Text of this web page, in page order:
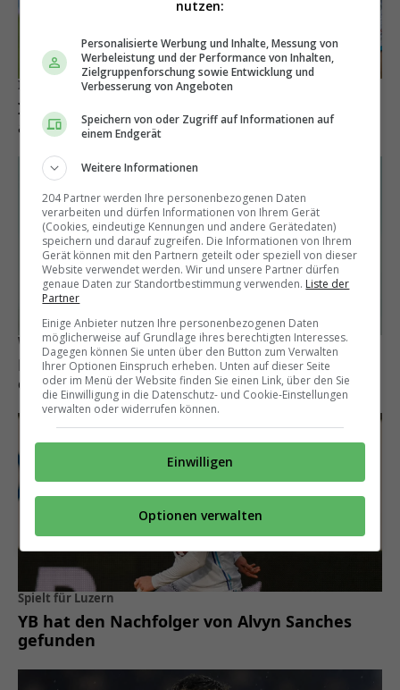
Irre Statistik
In der Super League wird mehr gesprintet
als in der Premier League
Wechsel perfekt
Luzern-Verteidiger Ismajl Beka wagt bei GC
einen Neuanfang
Spielt für Luzern
YB hat den Nachfolger von Alvyn Sanches
gefunden
nutzen:
Personalisierte Werbung und Inhalte, Messung von
Werbeleistung und der Performance von Inhalten,
Zielgruppenforschung sowie Entwicklung und
Verbesserung von Angeboten
Speichern von oder Zugriff auf Informationen auf
einem Endgerät
Weitere Informationen
204 Partner werden Ihre personenbezogenen Daten
verarbeiten und dürfen Informationen von Ihrem Gerät
(Cookies, eindeutige Kennungen und andere Gerätedaten)
speichern und darauf zugreifen. Die Informationen von Ihrem
Gerät können mit den Partnern geteilt oder speziell von dieser
Website verwendet werden. Wir und unsere Partner dürfen
genaue Daten zur Standortbestimmung verwenden. Liste der
Partner
Einige Anbieter nutzen Ihre personenbezogenen Daten
möglicherweise auf Grundlage ihres berechtigten Interesses.
Dagegen können Sie unten über den Button zum Verwalten
Ihrer Optionen Einspruch erheben. Unten auf dieser Seite
oder im Menü der Website finden Sie einen Link, über den Sie
die Einwilligung in die Datenschutz- und Cookie-Einstellungen
verwalten oder widerrufen können.
Einwilligen
Optionen verwalten